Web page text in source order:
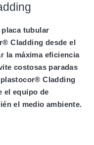
tubular
Cladding desde el
la máxima eficiencia
costosas paradas
Cladding
el equipo de
el medio ambiente.